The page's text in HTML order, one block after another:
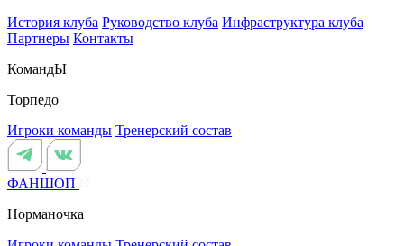
История клуба Руководство клуба Инфраструктура клуба
Партнеры Контакты
КомандЫ
Торпедо
Игроки команды Тренерский состав
ФАНШОП
Норманочка